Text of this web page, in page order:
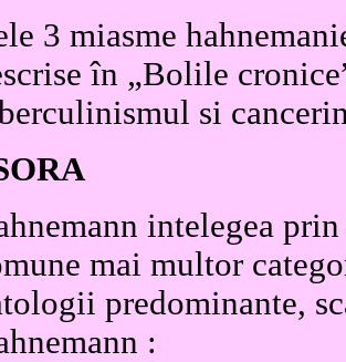
3 miasme
în „Bolile
si
intelegea
mai multor
predominante,
: